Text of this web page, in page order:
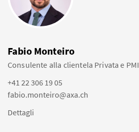
Fabio Monteiro
Consulente alla clientela Privata e PMI
+41 22 306 19 05
fabio.monteiro@axa.ch
Dettagli